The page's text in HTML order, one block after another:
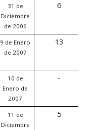
31 de
Diciembre
de 2006
6
9 de Enero
de 2007
13
10 de
Enero de
2007
-
11 de
Diciembre
5